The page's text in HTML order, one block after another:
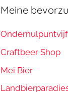
Meine
Ondernulpuntvijf
Craftbeer Shop
Mei Bier